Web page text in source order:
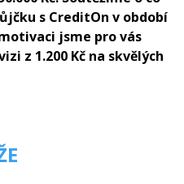
s CreditOn v období
jsme pro vás
z 1.200 Kč na skvělých